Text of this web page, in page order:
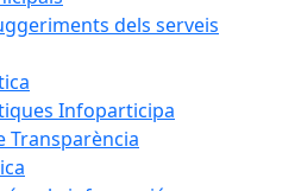
dels serveis
Infoparticipa
Transparència